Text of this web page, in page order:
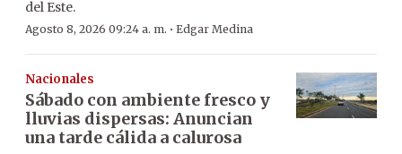
del Este.
Agosto 8, 2026 09:24 a. m. · Edgar Medina
Nacionales
Sábado con ambiente fresco y
lluvias dispersas: Anuncian
una tarde cálida a calurosa